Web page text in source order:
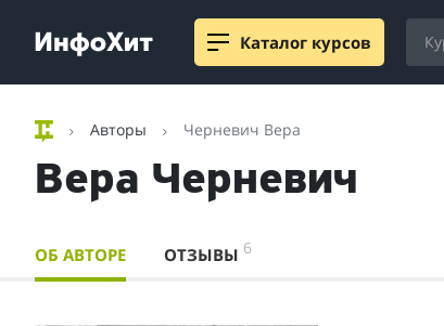
Каталог курсов
Авторы Черневич Вера
Вера Черневич
ОБ АВТОРЕ ОТЗЫВЫ 6